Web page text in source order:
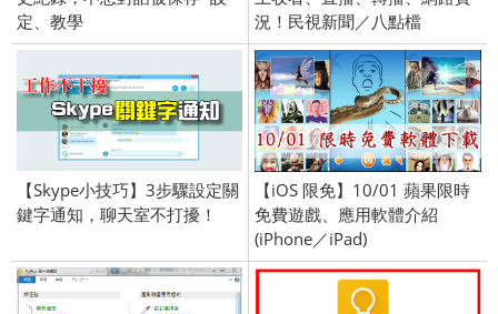
定、教學
況！民視新聞／八點檔
【Skype小技巧】3步驟設定關
鍵字通知，聊天室不打擾！
【iOS 限免】10/01 蘋果限時
免費遊戲、應用軟體介紹
(iPhone／iPad)